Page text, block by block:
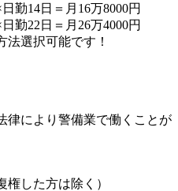
勤14日＝月16万8000円
勤22日＝月26万4000円
選択可能です！
律により警備業で働くことが
権した方は除く）